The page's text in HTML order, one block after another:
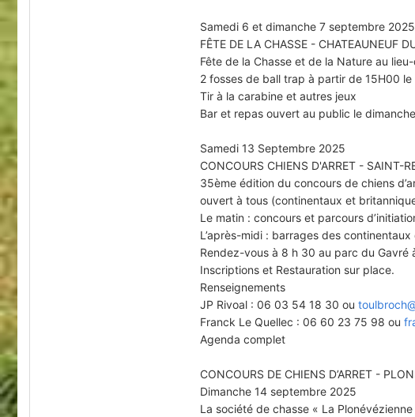
Samedi 6 et dimanche 7 septembre 2025
FÊTE DE LA CHASSE - CHATEAUNEUF
Fête de la Chasse et de la Nature au
2 fosses de ball trap à partir de 15H00 le
Tir à la carabine et autres jeux
Bar et repas ouvert au public le
Samedi 13 Septembre 2025
CONCOURS CHIENS D'ARRET - SAINT-
35ème édition du concours de chiens
ouvert à tous (continentaux et
Le matin : concours et parcours
L’après-midi : barrages des
Rendez-vous à 8 h 30 au parc du Gavré
Inscriptions et Restauration sur place.
Renseignements
JP Rivoal : 06 03 54 18 30 ou
Franck Le Quellec : 06 60 23 75 98 ou
Agenda complet
CONCOURS DE CHIENS D’ARRET -
Dimanche 14 septembre 2025
La société de chasse « La